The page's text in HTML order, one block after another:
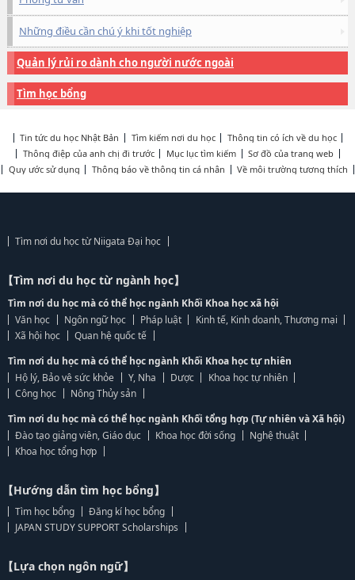
Những điều cần chú ý khi tốt nghiệp
Quản lý rủi ro dành cho người nước ngoài
Tìm học bổng
Tin tức du học Nhật Bản Tìm kiếm nơi du học
Thông tin có ích về du học
Thông điệp của anh chị đi trước
Mục lục tìm kiếm
Sơ đồ của trang web
Quy ước sử dụng
Thông báo về thông tin cá nhân Về môi trường tương thích
Tìm nơi du học từ Niigata Đại học
【Tìm nơi du học từ ngành học】
Tìm nơi du học mà có thể học ngành Khối Khoa học xã hội
Văn học
Ngôn ngữ học Pháp luật
Kinh tế, Kinh doanh, Thương mại
Xã hội học
Quan hệ quốc tế
Tìm nơi du học mà có thể học ngành Khối Khoa học tự nhiên
Hộ lý, Bảo vệ sức khỏe
Y, Nha Dược
Khoa học tự nhiên
Công học
Nông Thủy sản
Tìm nơi du học mà có thể học ngành Khối tổng hợp (Tự nhiên và Xã hội)
Đào tạo giảng viên, Giáo dục
Khoa học đời sống
Nghệ thuật
Khoa học tổng hợp
【Hướng dẫn tìm học bổng】
Tìm học bổng
Đăng kí học bổng
JAPAN STUDY SUPPORT Scholarships
【Lựa chọn ngôn ngữ】